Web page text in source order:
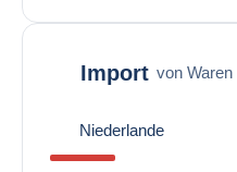
Import von
Niederlande